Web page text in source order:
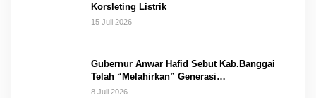
Korsleting Listrik
15 Juli 2026
Gubernur Anwar Hafid Sebut Kab.Banggai
Telah “Melahirkan” Generasi…
8 Juli 2026